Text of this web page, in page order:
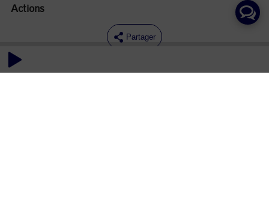
Actions
Partager
Commentaires